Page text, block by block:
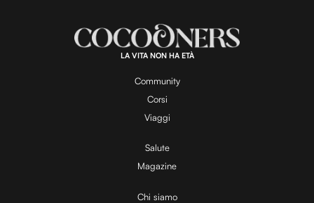
a
y
V
i
:
1
0
0
.
0
LA VITA NON HA ETÀ
Community
Corsi
Viaggi
Salute
Magazine
Chi siamo